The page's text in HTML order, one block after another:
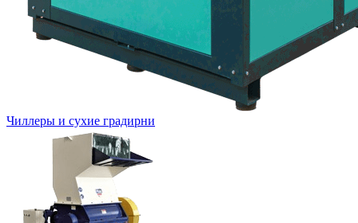
Чиллеры и сухие градирни